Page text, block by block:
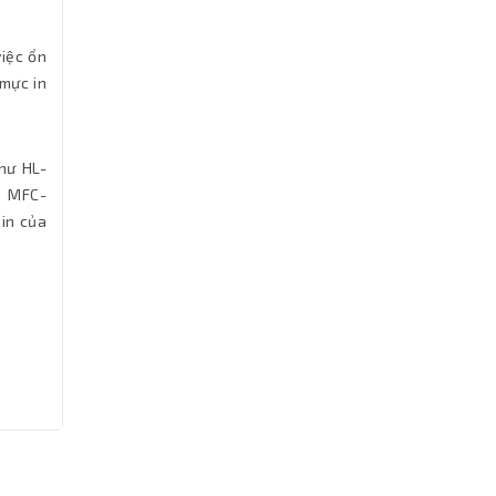
ổn
in
HL-
MFC-
của